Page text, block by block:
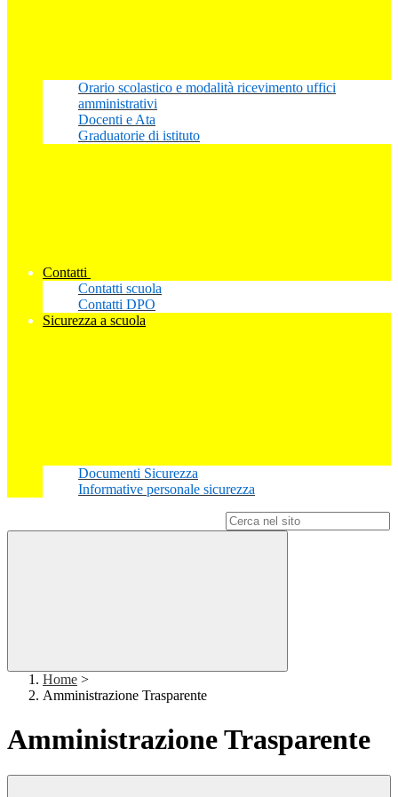
Orario scolastico e modalità ricevimento uffici
amministrativi
Docenti e Ata
Graduatorie di istituto
Contatti
Contatti scuola
Contatti DPO
Sicurezza a scuola
Documenti Sicurezza
Informative personale sicurezza
Home >
Amministrazione Trasparente
Amministrazione Trasparente